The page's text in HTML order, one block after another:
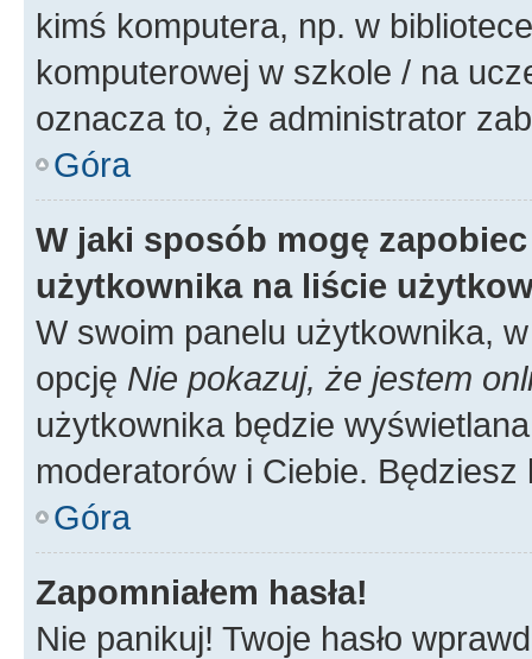
kimś komputera, np. w
komputerowej w szkole / na
oznacza to, że administrator
Góra
W jaki sposób mogę
użytkownika na liście
W swoim panelu użytkownika,
opcję Nie pokazuj, że jestem
użytkownika będzie
moderatorów i Ciebie.
Góra
Zapomniałem hasła!
Nie panikuj! Twoje hasło